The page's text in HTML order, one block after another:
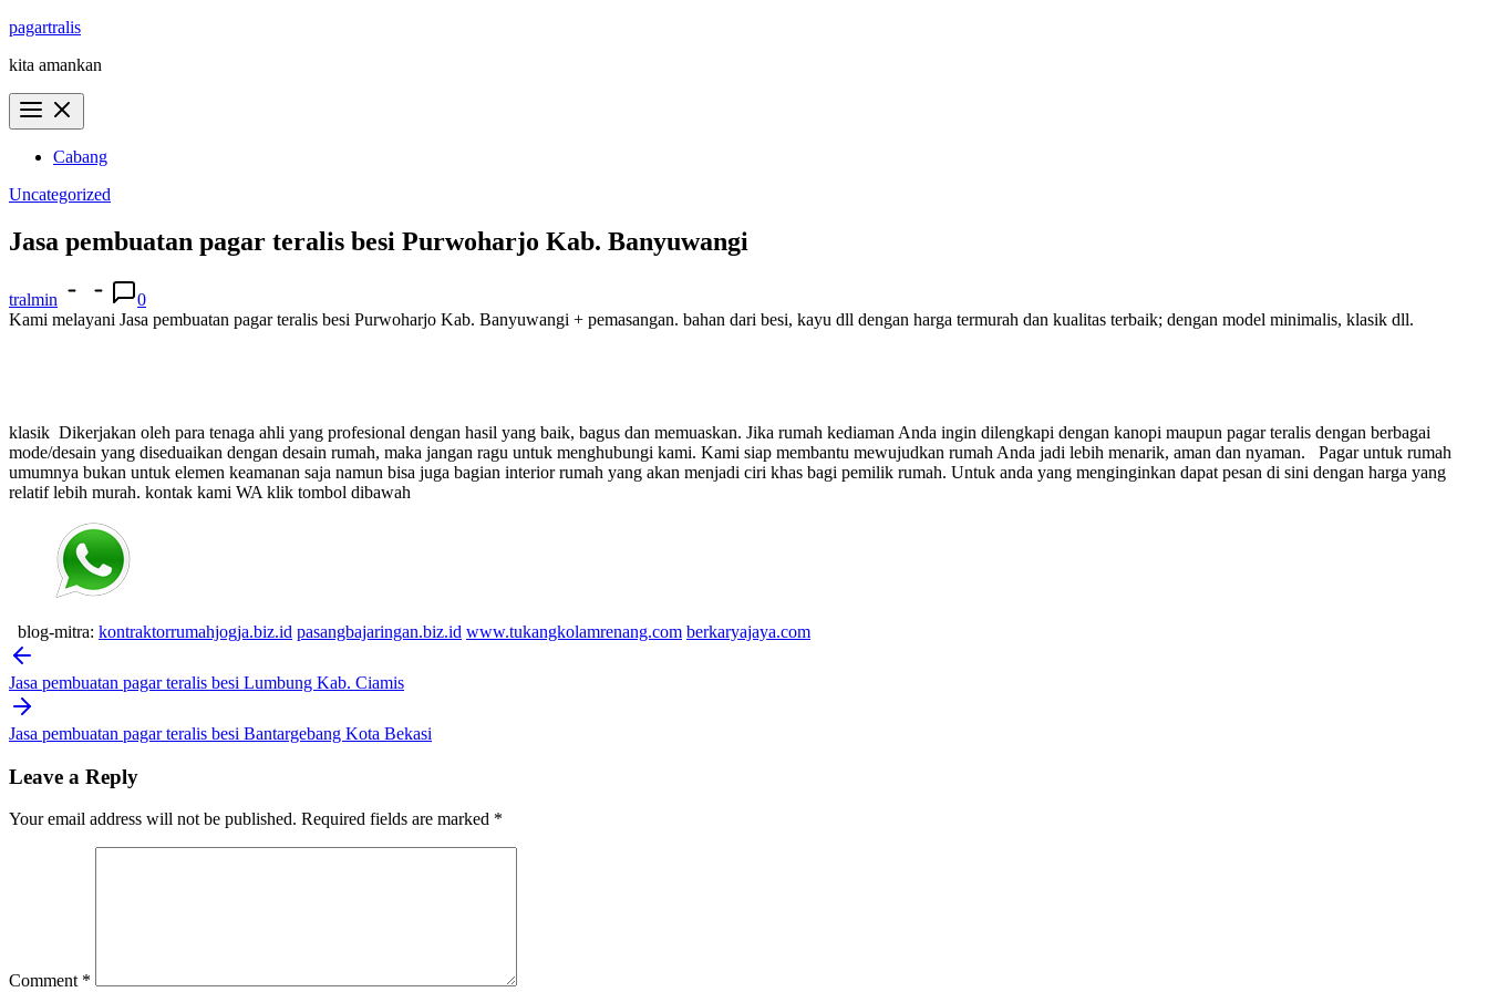
Skip
content
pagartralis
kita amankan
Cabang
Uncategorized
Jasa pembuatan pagar teralis besi Purwoharjo Kab. Banyuwangi
tralmin
0
Kami melayani Jasa pembuatan pagar teralis besi Purwoharjo Kab. Banyuwangi + pemasangan. bahan dari besi, kayu dll dengan harga termurah dan kualitas terbaik; dengan model minimalis, klasik dll.
klasik Dikerjakan oleh para tenaga ahli yang profesional dengan hasil yang baik, bagus dan memuaskan. Jika rumah kediaman Anda ingin dilengkapi dengan kanopi maupun pagar teralis dengan berbagai
mode/desain yang diseduaikan dengan desain rumah, maka jangan ragu untuk menghubungi kami. Kami siap membantu mewujudkan rumah Anda jadi lebih menarik, aman dan nyaman.
Pagar untuk rumah
umumnya bukan untuk elemen keamanan saja namun bisa juga bagian interior rumah yang akan menjadi ciri khas bagi pemilik rumah. Untuk anda yang menginginkan dapat pesan di sini dengan harga yang
relatif lebih murah. kontak kami WA klik tombol dibawah
blog-mitra: kontraktorrumahjogja.biz.id pasangbajaringan.biz.id www.tukangkolamrenang.com berkaryajaya.com
Post
navigation
Jasa pembuatan pagar teralis besi Lumbung Kab. Ciamis
Jasa pembuatan pagar teralis besi Bantargebang Kota Bekasi
Leave a Reply
Your email address will not be published. Required fields are marked *
Comment *